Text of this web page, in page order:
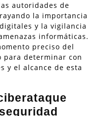
autoridades de
la importancia
y la vigilancia
informáticas.
preciso del
para determinar con
y el alcance de esta